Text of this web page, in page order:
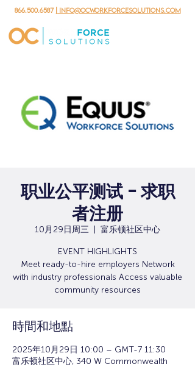
866.500.6587 | info@ocworkforcesolutions.com
职业公平测试 - 求职
者注册
10月29日周三 富乐顿社区中心
EVENT HIGHLIGHTS
Meet ready-to-hire employers Network
with industry professionals Access valuable
community resources
時間和地點
2025年10月29日 10:00 – GMT-7 11:30
富乐顿社区中心, 340 W Commonwealth